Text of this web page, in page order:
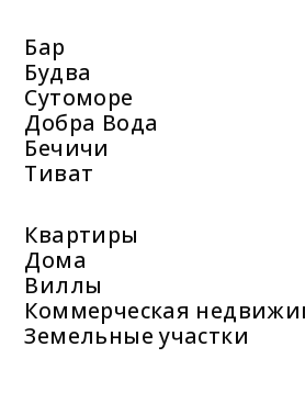
Бар
Будва
Сутоморе
Добра Вода
Бечичи
Тиват
Квартиры
Дома
Виллы
Коммерческая
Земельные участки